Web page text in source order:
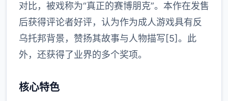
对比，被戏称为“真正的赛博朋克”。本作在发售
后获得评论者好评，认为作为成人游戏具有反
乌托邦背景，赞扬其故事与人物描写[5]。此
外，还获得了业界的多个奖项。
核心特色